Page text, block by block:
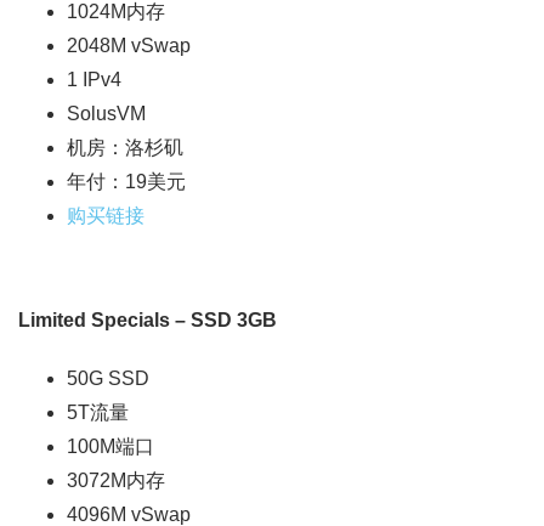
1024M内存
2048M vSwap
1 IPv4
SolusVM
机房：洛杉矶
年付：19美元
购买链接
Limited Specials – SSD 3GB
50G SSD
5T流量
100M端口
3072M内存
4096M vSwap